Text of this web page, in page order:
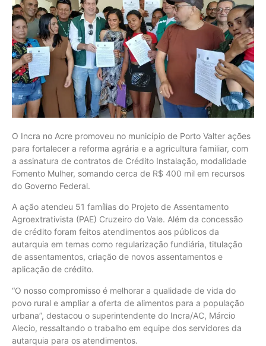
O Incra no Acre promoveu no município de Porto Valter ações
para fortalecer a reforma agrária e a agricultura familiar, com
a assinatura de contratos de Crédito Instalação, modalidade
Fomento Mulher, somando cerca de R$ 400 mil em recursos
do Governo Federal.
A ação atendeu 51 famílias do Projeto de Assentamento
Agroextrativista (PAE) Cruzeiro do Vale. Além da concessão
de crédito foram feitos atendimentos aos públicos da
autarquia em temas como regularização fundiária, titulação
de assentamentos, criação de novos assentamentos e
aplicação de crédito.
“O nosso compromisso é melhorar a qualidade de vida do
povo rural e ampliar a oferta de alimentos para a população
urbana”, destacou o superintendente do Incra/AC, Márcio
Alecio, ressaltando o trabalho em equipe dos servidores da
autarquia para os atendimentos.